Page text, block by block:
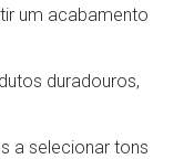
um acabamento
duradouros,
a selecionar tons